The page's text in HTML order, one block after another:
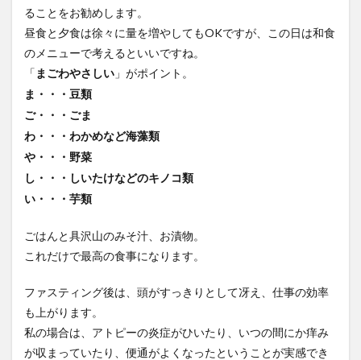
ることをお勧めします。
昼食と夕食は徐々に量を増やしてもOKですが、この日は和食
のメニューで考えるといいですね。
「 まごわやさしい 」がポイント。
ま・・・豆類
ご・・・ごま
わ・・・わかめなど海藻類
や・・・野菜
し・・・しいたけなどのキノコ類
い・・・芋類
ごはんと具沢山のみそ汁、お漬物。
これだけで最高の食事になります。
ファスティング後は、頭がすっきりとして冴え、仕事の効率
も上がります。
私の場合は、アトピーの炎症がひいたり、いつの間にか痒み
が収まっていたり、便通がよくなったということが実感でき